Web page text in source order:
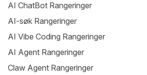
AI ChatBot Rangeringer
AI-søk Rangeringer
AI Vibe Coding Rangeringer
AI Agent Rangeringer
Claw Agent Rangeringer